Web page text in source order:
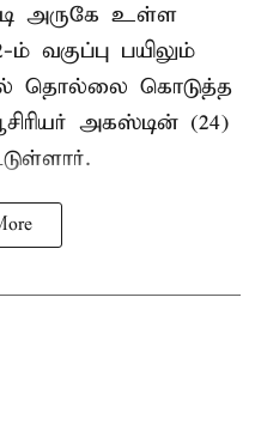
அருகே உள்ள
ம் வகுப்பு பயிலும்
தொல்லை கொடுத்த
அகஸ்டின் (24)